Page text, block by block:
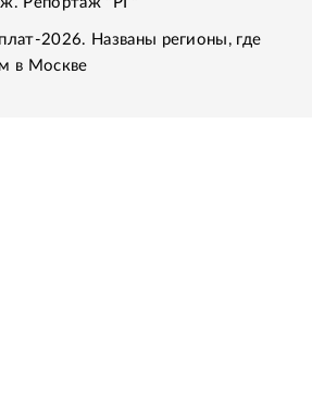
2026. Названы регионы, где
в Москве